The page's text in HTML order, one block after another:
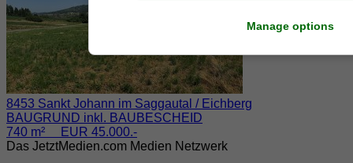
8453 Sankt Johann im Saggautal / Eichberg
BAUGRUND inkl. BAUBESCHEID
740 m² EUR 45.000.-
Das JetztMedien.com Medien Netzwerk
Manage options